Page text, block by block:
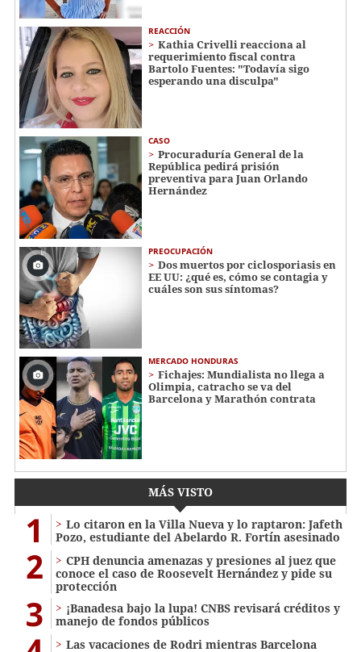
REACCIÓN
Kathia Crivelli reacciona al
requerimiento fiscal contra
Bartolo Fuentes: "Todavía sigo
esperando una disculpa"
CASO
Procuraduría General de la
República pedirá prisión
preventiva para Juan Orlando
Hernández
PREOCUPACIÓN
Dos muertos por ciclosporiasis en
EE UU: ¿qué es, cómo se contagia y
cuáles son sus síntomas?
MERCADO HONDURAS
Fichajes: Mundialista no llega a
Olimpia, catracho se va del
Barcelona y Marathón contrata
MÁS VISTO
1
Lo citaron en la Villa Nueva y lo raptaron: Jafeth
Pozo, estudiante del Abelardo R. Fortín asesinado
2
CPH denuncia amenazas y presiones al juez que
conoce el caso de Roosevelt Hernández y pide su
protección
3
¡Banadesa bajo la lupa! CNBS revisará créditos y
manejo de fondos públicos
Las vacaciones de Rodri mientras Barcelona